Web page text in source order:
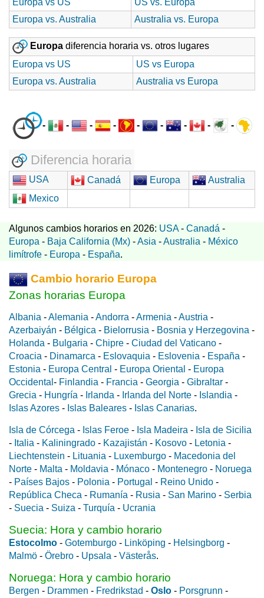
Europa vs. Australia
Australia vs. Europa
Europa diferencia horaria vs. otros lugares
Europa vs US
US vs Europa
Europa vs. Australia
Australia vs Europa
- - - - - - - - -
Diferencia horaria
USA Canadá Europa
Australia
Mexico
Algunos cambios horarios en 2026: USA- Canadá -
Europa - Baja California (Mx) -Asia -Australia - México
limítrofe - Europa - España.
Cambio horario Europa
Zonas horarias Europa
Albania -Alemania -Andorra -Armenia -Austria -
Azerbaiyán - Bélgica - Bielorrusia - Bosnia y Herzegovina -
Holanda - Bulgaria - Chipre - Ciudad del Vaticano -
Croacia - Dinamarca - Eslovaquia - Eslovenia - España -
Estonia - Europa Central - Europa Oriental - Europa
Occidental - Finlandia - Francia - Georgia - Gibraltar -
Grecia - Hungría - Irlanda - Irlanda del Norte - Islandia -
Islas Azores - Islas Baleares - Islas Canarias.
Isla de Córcega - Islas Feroe - Isla Madeira - Isla de Sicilia
- Italia - Kaliningrado - Kazajistán - Kosovo - Letonia -
Liechtenstein - Lituania - Luxemburgo - Macedonia del
Norte - Malta - Moldavia - Mónaco - Montenegro - Noruega
- Países Bajos - Polonia - Portugal - Reino Unido -
República Checa - Rumanía - Rusia - San Marino - Serbia
- Suecia - Suiza - Turquía - Ucrania
Suecia: Hora y cambio horario
Estocolmo - Gotemburgo - Linköping - Helsingborg -
Malmö - Örebro - Upsala - Västerås.
Noruega: Hora y cambio horario
Bergen - Drammen - Fredrikstad - Oslo - Porsgrunn -